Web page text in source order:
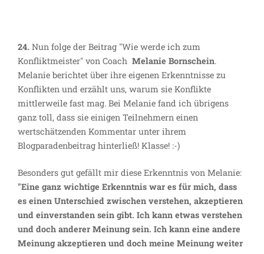
24. Nun folge der Beitrag "Wie werde ich zum
Konfliktmeister" von Coach Melanie Bornschein.
Melanie berichtet über ihre eigenen Erkenntnisse zu
Konflikten und erzählt uns, warum sie Konflikte
mittlerweile fast mag. Bei Melanie fand ich übrigens
ganz toll, dass sie einigen Teilnehmern einen
wertschätzenden Kommentar unter ihrem
Blogparadenbeitrag hinterließ! Klasse! :-)
Besonders gut gefällt mir diese Erkenntnis von Melanie:
"Eine ganz wichtige Erkenntnis war es für mich, dass
es einen Unterschied zwischen verstehen, akzeptieren
und einverstanden sein gibt. Ich kann etwas verstehen
und doch anderer Meinung sein. Ich kann eine andere
Meinung akzeptieren und doch meine Meinung weiter